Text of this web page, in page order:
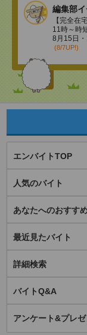
編集部
【完全在
11時～時
8月15日
(8/7UP!)
エンバイトTOP
人気のバイト
あなたへのおすす
最近見たバイト
詳細検索
バイトQ&A
アンケート&プレゼ